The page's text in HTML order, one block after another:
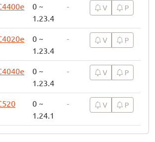
0 ~
1.23.4
- V P
0 ~
1.23.4
- V P
0 ~
1.23.4
- V P
0 ~
1.24.1
- V P